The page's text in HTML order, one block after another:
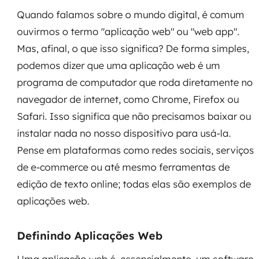
MSS
Consultoria de segurança
Simulação de Phishing
Segurança de aplicações e Cloud
Quando falamos sobre o mundo digital, é comum
ouvirmos o termo "aplicação web" ou "web app".
Mas, afinal, o que isso significa? De forma simples,
podemos dizer que uma aplicação web é um
programa de computador que roda diretamente no
navegador de internet, como Chrome, Firefox ou
Safari. Isso significa que não precisamos baixar ou
instalar nada no nosso dispositivo para usá-la.
Pense em plataformas como redes sociais, serviços
de e-commerce ou até mesmo ferramentas de
edição de texto online; todas elas são exemplos de
aplicações web.
Definindo Aplicações Web